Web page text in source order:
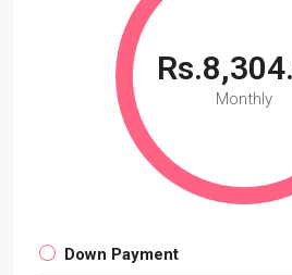
Monthly
Down Payment